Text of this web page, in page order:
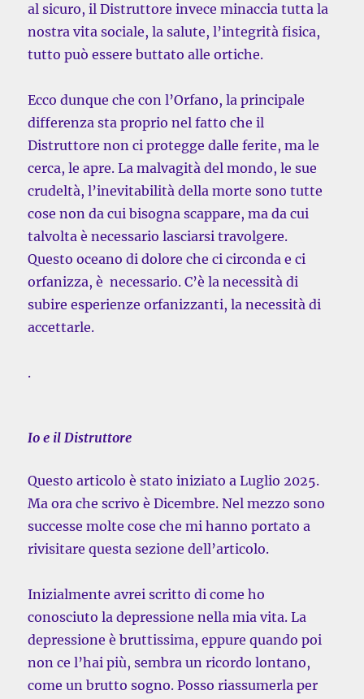
al sicuro, il Distruttore invece minaccia tutta la
nostra vita sociale, la salute, l’integrità fisica,
tutto può essere buttato alle ortiche.
Ecco dunque che con l’Orfano, la principale
differenza sta proprio nel fatto che il
Distruttore non ci protegge dalle ferite, ma le
cerca, le apre. La malvagità del mondo, le sue
crudeltà, l’inevitabilità della morte sono tutte
cose non da cui bisogna scappare, ma da cui
talvolta è necessario lasciarsi travolgere.
Questo oceano di dolore che ci circonda e ci
orfanizza, è necessario. C’è la necessità di
subire esperienze orfanizzanti, la necessità di
accettarle.
.
Io e il Distruttore
Questo articolo è stato iniziato a Luglio 2025.
Ma ora che scrivo è Dicembre. Nel mezzo sono
successe molte cose che mi hanno portato a
rivisitare questa sezione dell’articolo.
Inizialmente avrei scritto di come ho
conosciuto la depressione nella mia vita. La
depressione è bruttissima, eppure quando poi
non ce l’hai più, sembra un ricordo lontano,
come un brutto sogno. Posso riassumerla per